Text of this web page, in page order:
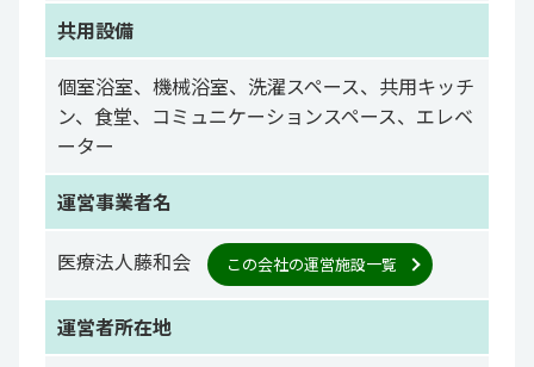
共用設備
個室浴室、機械浴室、洗濯スペース、共用キッチ
ン、食堂、コミュニケーションスペース、エレベ
ーター
運営事業者名
医療法人藤和会 この会社の運営施設一覧
運営者所在地